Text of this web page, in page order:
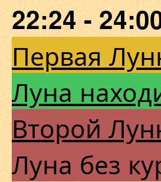
22:24 -
Первая
Луна
Второй
Луна без